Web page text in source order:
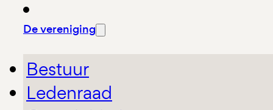
De vereniging
Bestuur
Ledenraad